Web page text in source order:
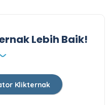
Lebih Baik!
Klikternak